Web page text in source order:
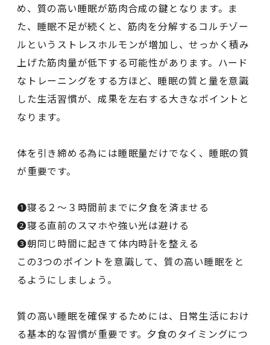
め、質の高い睡眠が筋肉合成の鍵となります。ま
た、睡眠不足が続くと、筋肉を分解するコルチゾー
ルというストレスホルモンが増加し、せっかく積み
上げた筋肉量が低下する可能性があります。ハード
なトレーニングをする方ほど、睡眠の質と量を意識
した生活習慣が、成果を左右する大きなポイントと
なります。
体を引き締める為には睡眠量だけでなく、睡眠の質
が重要です。
❶寝る２～３時間前までに夕食を済ませる
❷寝る直前のスマホや強い光は避ける
❸朝同じ時間に起きて体内時計を整える
この3つのポイントを意識して、質の高い睡眠をと
るようにしましょう。
質の高い睡眠を確保するためには、日常生活におけ
る基本的な習慣が重要です。夕食のタイミングにつ